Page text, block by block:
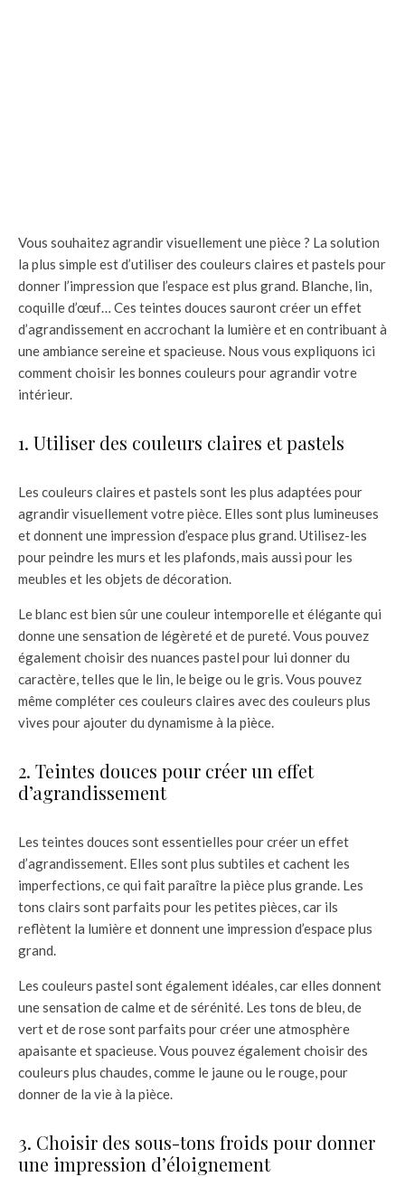
Vous souhaitez agrandir visuellement une pièce ? La solution
la plus simple est d’utiliser des couleurs claires et pastels pour
donner l’impression que l’espace est plus grand. Blanche, lin,
coquille d’œuf… Ces teintes douces sauront créer un effet
d’agrandissement en accrochant la lumière et en contribuant à
une ambiance sereine et spacieuse. Nous vous expliquons ici
comment choisir les bonnes couleurs pour agrandir votre
intérieur.
1. Utiliser des couleurs claires et pastels
Les couleurs claires et pastels sont les plus adaptées pour
agrandir visuellement votre pièce. Elles sont plus lumineuses
et donnent une impression d’espace plus grand. Utilisez-les
pour peindre les murs et les plafonds, mais aussi pour les
meubles et les objets de décoration.
Le blanc est bien sûr une couleur intemporelle et élégante qui
donne une sensation de légèreté et de pureté. Vous pouvez
également choisir des nuances pastel pour lui donner du
caractère, telles que le lin, le beige ou le gris. Vous pouvez
même compléter ces couleurs claires avec des couleurs plus
vives pour ajouter du dynamisme à la pièce.
2. Teintes douces pour créer un effet
d’agrandissement
Les teintes douces sont essentielles pour créer un effet
d’agrandissement. Elles sont plus subtiles et cachent les
imperfections, ce qui fait paraître la pièce plus grande. Les
tons clairs sont parfaits pour les petites pièces, car ils
reflètent la lumière et donnent une impression d’espace plus
grand.
Les couleurs pastel sont également idéales, car elles donnent
une sensation de calme et de sérénité. Les tons de bleu, de
vert et de rose sont parfaits pour créer une atmosphère
apaisante et spacieuse. Vous pouvez également choisir des
couleurs plus chaudes, comme le jaune ou le rouge, pour
donner de la vie à la pièce.
3. Choisir des sous-tons froids pour donner
une impression d’éloignement